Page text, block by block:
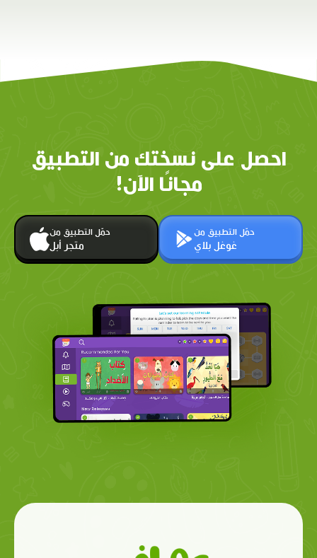
احصل على نسختك من التطبيق
مجانًا الآن!
حمّل التطبيق من
متجر أبل
حمّل التطبيق من
غوغل بلاي